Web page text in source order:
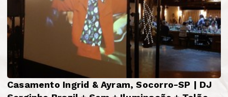
Casamento Ingrid & Ayram, Socorro-SP | DJ